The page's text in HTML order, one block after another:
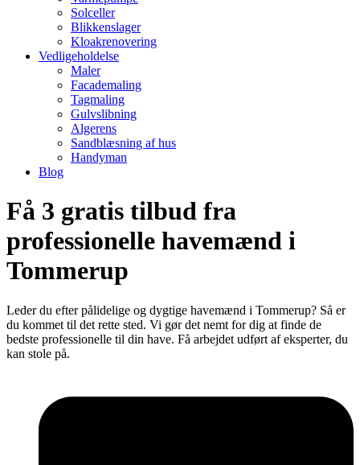
Solceller
Blikkenslager
Kloakrenovering
Vedligeholdelse
Maler
Facademaling
Tagmaling
Gulvslibning
Algerens
Sandblæsning af hus
Handyman
Blog
Få 3 gratis tilbud fra
professionelle havemænd i
Tommerup
Leder du efter pålidelige og dygtige havemænd i Tommerup? Så er
du kommet til det rette sted. Vi gør det nemt for dig at finde de
bedste professionelle til din have. Få arbejdet udført af eksperter, du
kan stole på.